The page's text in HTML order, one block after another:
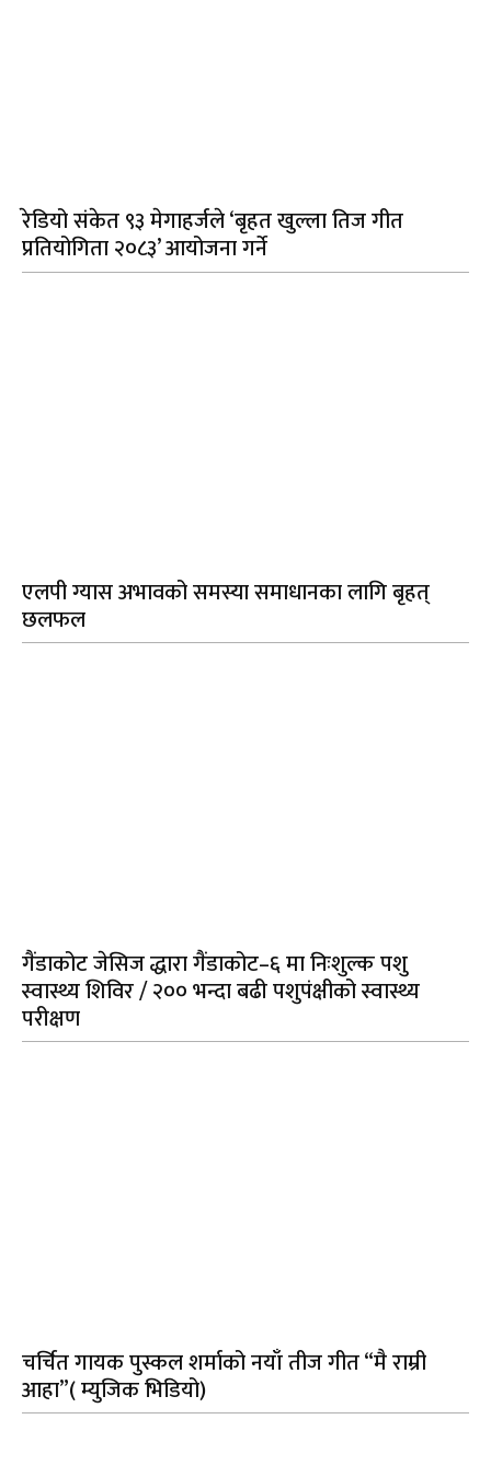
रेडियो संकेत ९३ मेगाहर्जले ‘बृहत खुल्ला तिज गीत
प्रतियोगिता २०८३’ आयोजना गर्ने
एलपी ग्यास अभावको समस्या समाधानका लागि बृहत्
छलफल
गैंडाकोट जेसिज द्धारा गैंडाकोट–६ मा निःशुल्क पशु
स्वास्थ्य शिविर / २०० भन्दा बढी पशुपंक्षीको स्वास्थ्य
परीक्षण
चर्चित गायक पुस्कल शर्माको नयाँ तीज गीत “मै राम्री
आहा”( म्युजिक भिडियो)